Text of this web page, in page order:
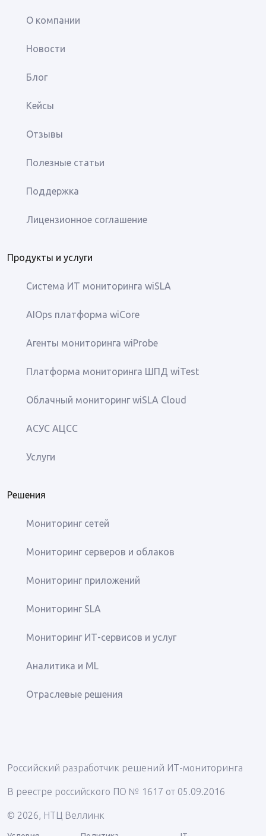
О компании
Новости
Блог
Кейсы
Отзывы
Полезные статьи
Поддержка
Лицензионное соглашение
Продукты и услуги
Система ИТ мониторинга wiSLA
AIOps платформа wiCore
Агенты мониторинга wiProbe
Платформа мониторинга ШПД wiTest
Облачный мониторинг wiSLA Cloud
АСУС АЦСС
Услуги
Решения
Мониторинг сетей
Мониторинг серверов и облаков
Мониторинг приложений
Мониторинг SLA
Мониторинг ИТ-сервисов и услуг
Аналитика и ML
Отраслевые решения
Российский разработчик решений ИТ-мониторинга
В реестре российского ПО № 1617 от 05.09.2016
© 2026, НТЦ Веллинк